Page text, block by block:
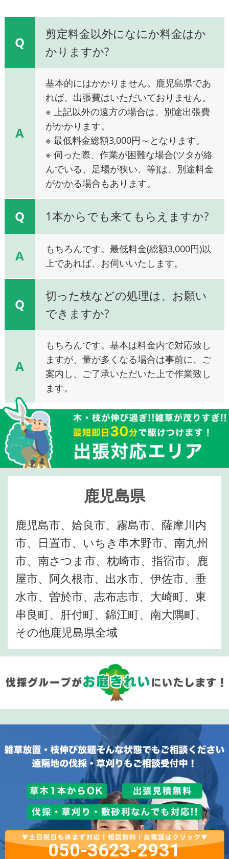
Q
剪定料金以外になにか料金はか
かりますか?
A
基本的にはかかりません。鹿児島県であ
れば、出張費はいただいておりません。
※ 上記以外の遠方の場合は、別途出張費
がかかります。
※ 最低料金総額3,000円～となります。
※ 伺った際、作業が困難な場合(ツタが絡
んでいる、足場が狭い、等)は、別途料金
がかかる場合もあります。
Q 1本からでも来てもらえますか?
A
もちろんです。最低料金(総額3,000円)以
上であれば、お伺いいたします。
Q
切った枝などの処理は、お願い
できますか?
A
もちろんです。基本は料金内で対応致し
ますが、量が多くなる場合は事前に、ご
案内し、ご了承いただいた上で作業致し
ます。
鹿児島県
鹿児島市、姶良市、霧島市、薩摩川内
市、日置市、いちき串木野市、南九州
市、南さつま市、枕崎市、指宿市、鹿
屋市、阿久根市、出水市、伊佐市、垂
水市、曽於市、志布志市、大崎町、東
串良町、肝付町、錦江町、南大隅町、
その他鹿児島県全域
050-3623-2931